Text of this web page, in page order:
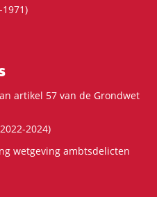
artikel 57 van de Grondwet
2024)
wetgeving ambtsdelicten